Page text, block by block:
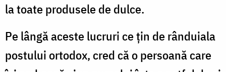
la toate produsele de dulce.
Pe lângă aceste lucruri ce țin de rânduiala
postului ortodox, cred că o persoană care